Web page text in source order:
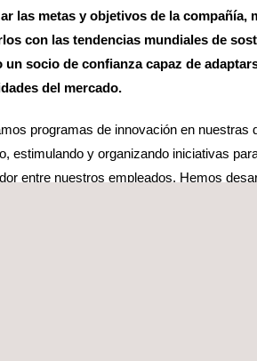
las metas y objetivos de la compañía,
con las tendencias mundiales de
un socio de confianza capaz de
del mercado.
programas de innovación en nuestras
estimulando y organizando iniciativas
entre nuestros empleados. Hemos